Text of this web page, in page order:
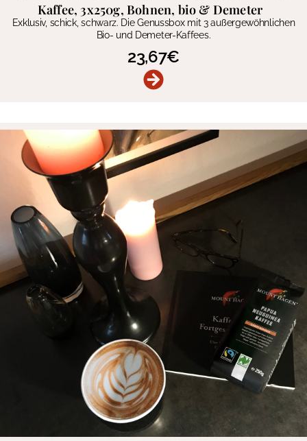
Kaffee, 3x250g, Bohnen, bio & Demeter
Exklusiv, schick, schwarz. Die Genussbox mit 3 außergewöhnlichen
Bio- und Demeter-Kaffees.
23,67€